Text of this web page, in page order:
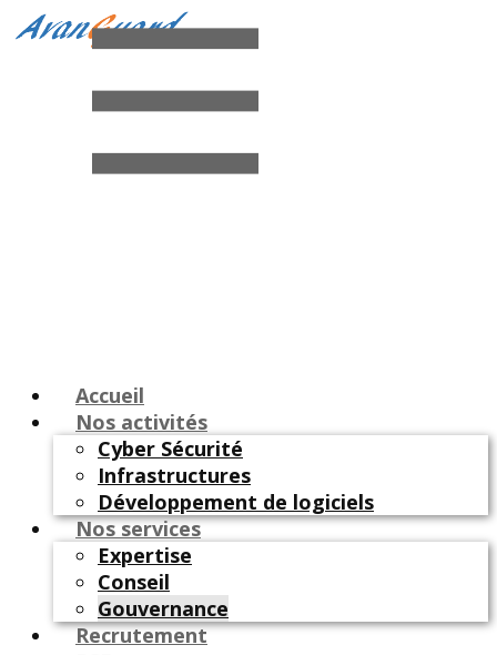
Accueil
Nos activités
Cyber Sécurité
Infrastructures
Développement de logiciels
Nos services
Expertise
Conseil
Gouvernance
Recrutement